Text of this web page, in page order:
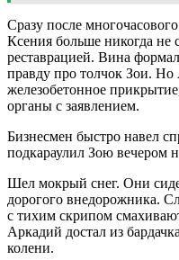
Сразу после
Ксения больше никогда не
реставрацией. Вина
правду про толчок Зои.
железобетонное
органы с заявлением.
Бизнесмен быстро навел
подкараулил Зою вечером
Шел мокрый снег. Они
дорогого внедорожника.
с тихим скрипом
Аркадий достал из
колени.